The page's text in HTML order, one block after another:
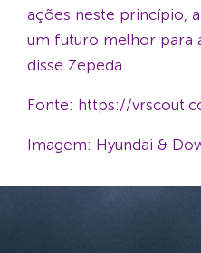
ações neste princípio,
um futuro melhor para
disse Zepeda.
Fonte: https://
Imagem: Hyundai &